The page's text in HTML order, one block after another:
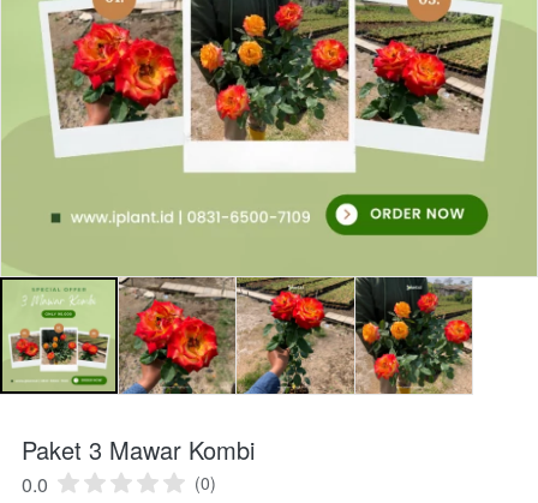
Paket 3 Mawar Kombi
0.0 (0)